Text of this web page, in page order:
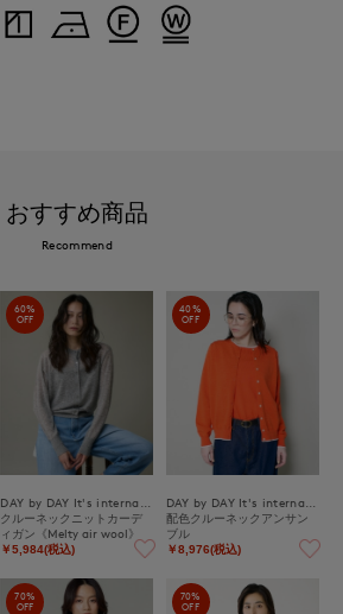
おすすめ商品
Recommend
60%
OFF
クルーネックニットカーデ
ィガン《Melty air wool》
￥5,984(税込)
40%
OFF
配色クルーネックアンサン
ブル
￥8,976(税込)
70%
OFF
70%
OFF